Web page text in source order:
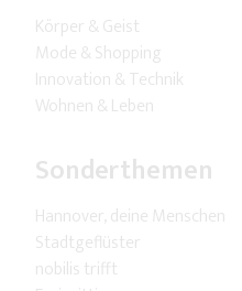
Körper & Geist
Mode & Shopping
Innovation & Technik
Wohnen & Leben
Sonderthemen
Hannover, deine Menschen
Stadtgeflüster
nobilis trifft